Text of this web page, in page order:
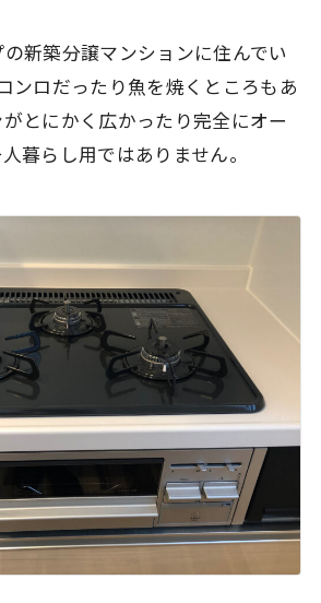
新築分譲マンションに住んでい
ンロだったり魚を焼くところもあ
とにかく広かったり完全にオー
暮らし用ではありません。